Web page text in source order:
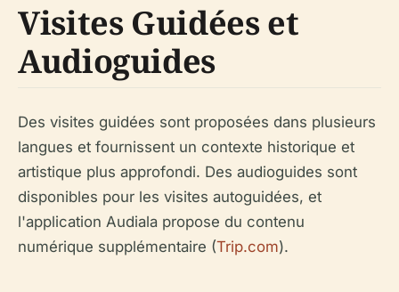
Visites Guidées et
Audioguides
Des visites guidées sont proposées dans plusieurs
langues et fournissent un contexte historique et
artistique plus approfondi. Des audioguides sont
disponibles pour les visites autoguidées, et
l'application Audiala propose du contenu
numérique supplémentaire (Trip.com).